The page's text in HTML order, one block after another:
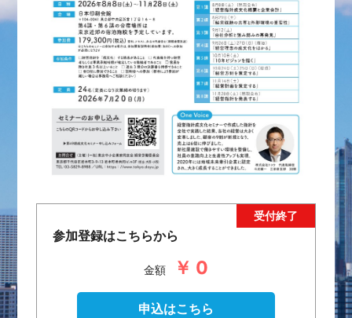
参加登録はこちらから
金額 ￥ 0
申込はこちら